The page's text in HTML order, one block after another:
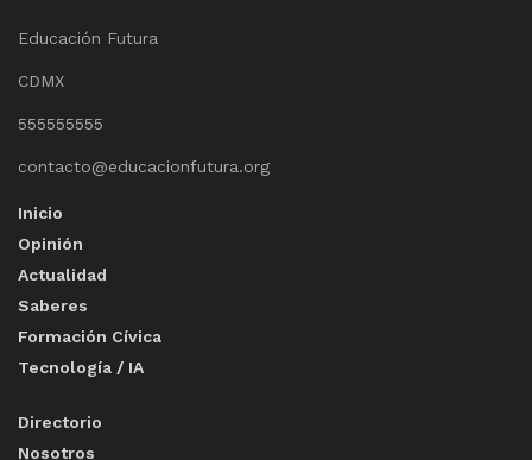
Educación Futura
CDMX
555555555
contacto@educacionfutura.org
Inicio
Opinión
Actualidad
Saberes
Formación Cívica
Tecnología / IA
Directorio
Nosotros